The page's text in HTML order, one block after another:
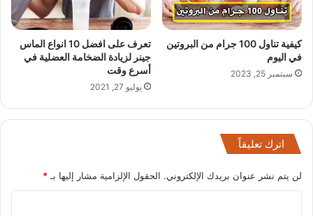
كيفية تناول 100 جرام من البروتين
في اليوم
سبتمبر 25, 2023
تعرف على افضل 10 انواع الماس
جينر لزيادة الضخامة العضلية في
أسرع وقت
يوليو 27, 2021
اترك تعليقاً
لن يتم نشر عنوان بريدك الإلكتروني. الحقول الإلزامية مشار إليها بـ *